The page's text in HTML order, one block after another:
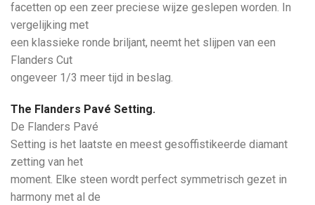
facetten op een zeer preciese wijze geslepen worden. In
vergelijking met
een klassieke ronde briljant, neemt het slijpen van een
Flanders Cut
ongeveer 1/3 meer tijd in beslag.
The Flanders Pavé Setting.
De Flanders Pavé
Setting is het laatste en meest gesoffistikeerde diamant
zetting van het
moment. Elke steen wordt perfect symmetrisch gezet in
harmony met al de